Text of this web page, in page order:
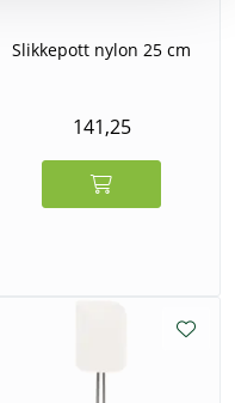
Slikkepott nylon 25 cm
141,25